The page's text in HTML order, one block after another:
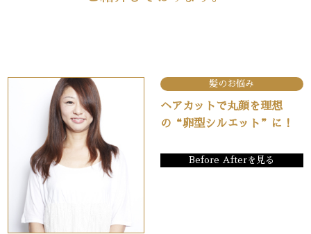
髪のお悩み
ヘアカットで丸顔を理想
の“卵型シルエット”に！
Before Afterを見る